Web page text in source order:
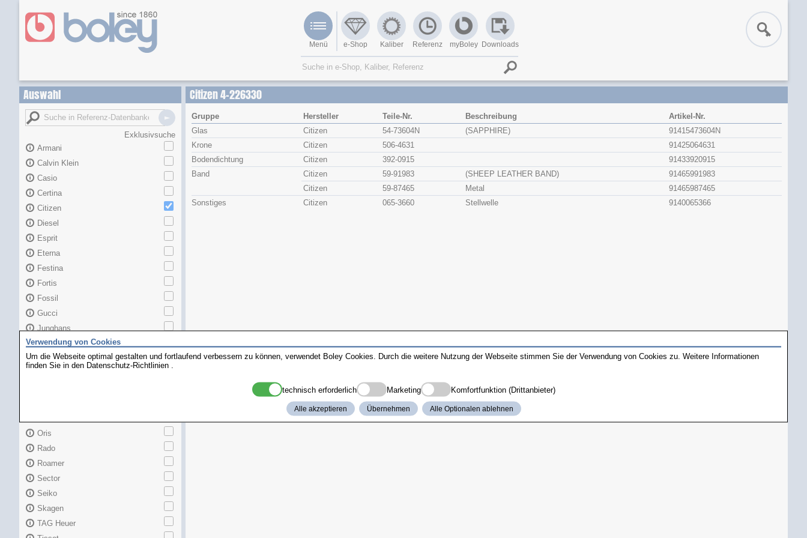
Menü e-Shop Kaliber Referenz myBoley Downloads
Auswahl
Exklusivsuche
Armani
Calvin Klein
Casio
Certina
Citizen
Diesel
Esprit
Eterna
Festina
Fortis
Fossil
Gucci
Junghans
Longines
Maurice Lacroix
Oris
Rado
Roamer
Sector
Seiko
Skagen
TAG Heuer
Citizen 4-226330
Gruppe Hersteller Teile-Nr. Beschreibung
Artikel-Nr.
Glas
Citizen 54-73604N (SAPPHIRE)
91415473604N
Krone
Citizen 506-4631
91425064631
Bodendichtung
Citizen 392-0915
91433920915
Band
Citizen 59-91983 (SHEEP LEATHER BAND)
91465991983
Citizen
59-87465 Metal
91465987465
Sonstiges
Citizen 065-3660 Stellwelle 9140065366
Verwendung von Cookies
Um die Webseite optimal gestalten und fortlaufend verbessern zu können, verwendet Boley Cookies. Durch die weitere Nutzung der Webseite stimmen Sie der Verwendung von Cookies zu. Weitere Informationen
finden Sie in den Datenschutz-Richtlinien
technisch erforderlich Marketing Komfortfunktion (Drittanbieter)
Alle akzeptieren Übernehmen Alle Optionalen ablehnen